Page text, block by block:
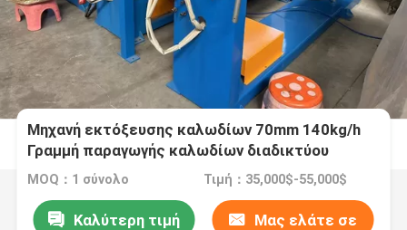
Μηχανή εκτόξευσης καλωδίων 70mm 140kg/h
Γραμμή παραγωγής καλωδίων διαδικτύου
MOQ：1 σύνολο Τιμή：35,000$-55,000$
Καλύτερη τιμή Μας ελάτε σε